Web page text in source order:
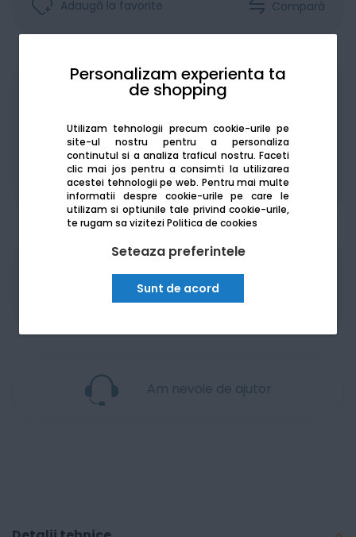
Personalizam experienta ta
de shopping
Utilizam tehnologii precum cookie-urile pe
site-ul nostru pentru a personaliza
continutul si a analiza traficul nostru. Faceti
clic mai jos pentru a consimti la utilizarea
acestei tehnologii pe web. Pentru mai multe
informatii despre cookie-urile pe care le
utilizam si optiunile tale privind cookie-urile,
te rugam sa viziteziPolitica de cookies
Seteaza preferintele
Sunt de acord
Adaugă la favorite Compară
Achiziționat în rate
De la: 147.04Lei / lună Vezi detalii
Produsele sunt disponibile pe platforma de
achizitii publice SEAP/SICAP
Am nevoie de ajutor